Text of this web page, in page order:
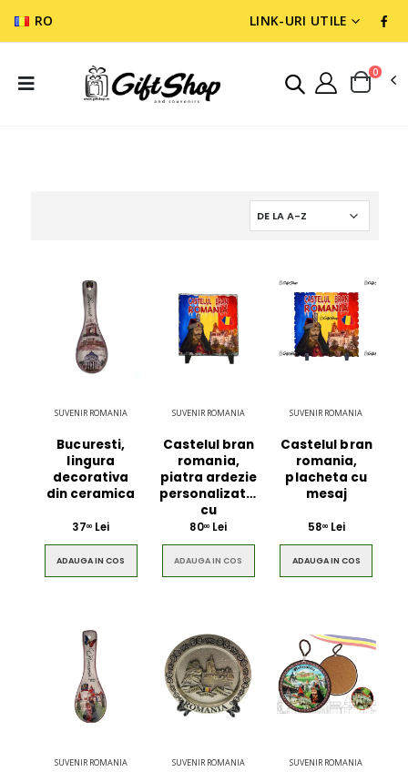
RO LINK-URI UTILE
0
SUVENIR ROMANIA
Bucuresti,
lingura
decorativa
din ceramica
3700 Lei
ADAUGA IN COS
SUVENIR ROMANIA
Castelul bran
romania,
piatra ardezie
personalizata,
cu
8000 Lei
ADAUGA IN COS
SUVENIR ROMANIA
Castelul bran
romania,
placheta cu
mesaj
5800Lei
ADAUGA IN COS
SUVENIR ROMANIA SUVENIR ROMANIA SUVENIR ROMANIA
Bluetooth
Speaker
the